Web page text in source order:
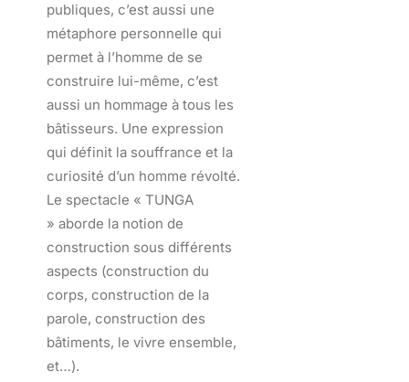
publiques, c’est aussi une
métaphore personnelle qui
permet à l’homme de se
construire lui-même, c’est
aussi un hommage à tous les
bâtisseurs. Une expression
qui définit la souffrance et la
curiosité d’un homme révolté.
Le spectacle « TUNGA
» aborde la notion de
construction sous différents
aspects (construction du
corps, construction de la
parole, construction des
bâtiments, le vivre ensemble,
et…).